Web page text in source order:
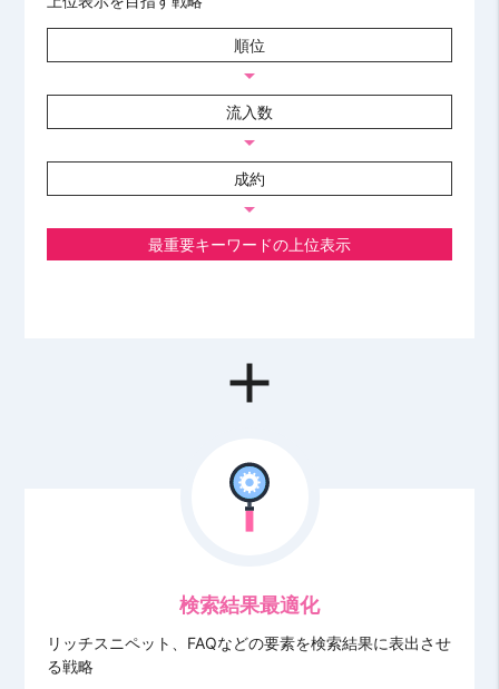
順位
arrow_drop_down
流入数
arrow_drop_down
成約
arrow_drop_down
最重要キーワードの上位表示
add
検索結果最適化
リッチスニペット、FAQなどの要素を検索結果に表出させ
る戦略